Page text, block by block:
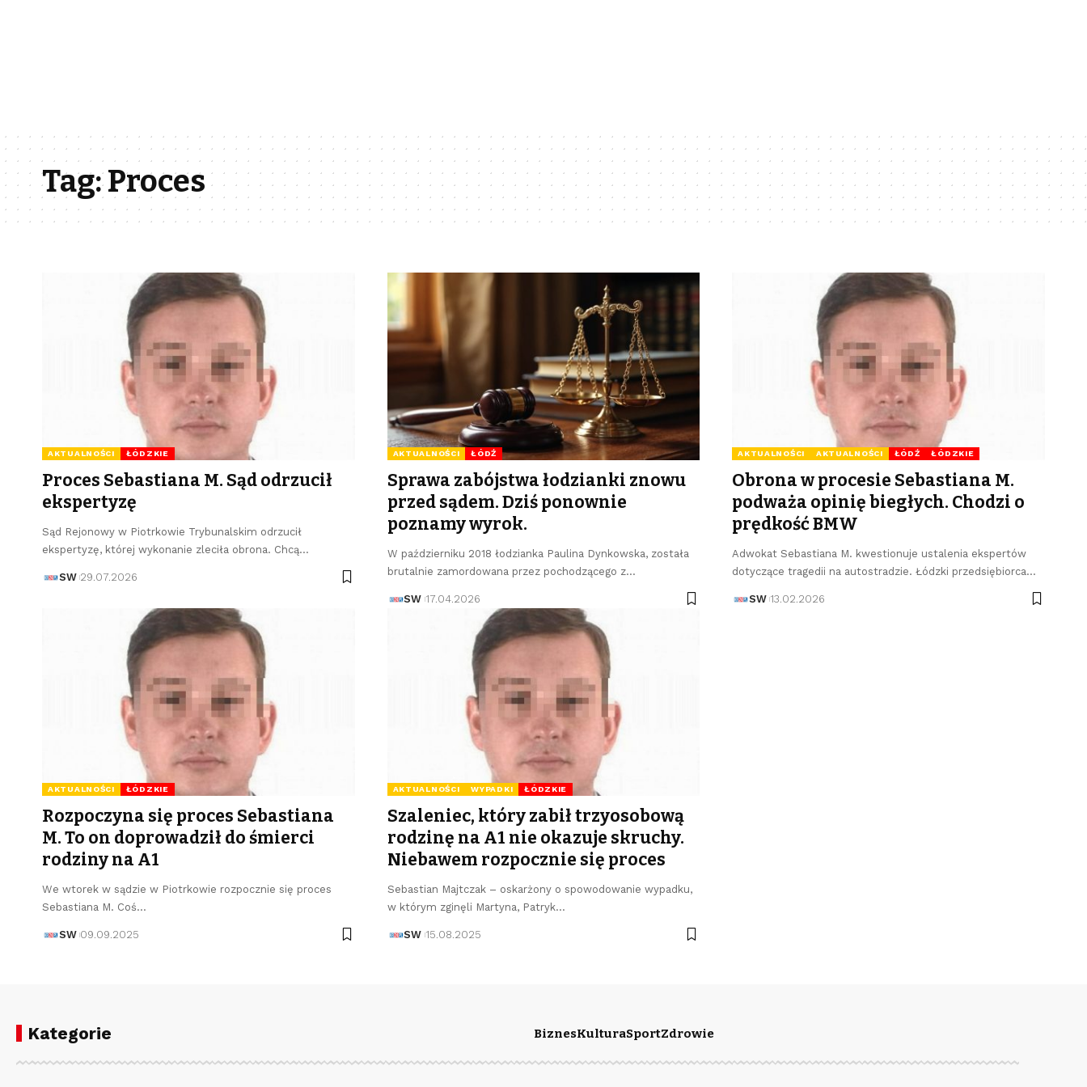
Tag:Proces
AKTUALNOŚCI ŁÓDZKIE
Proces Sebastiana M. Sąd odrzucił
ekspertyzę
Sąd Rejonowy w Piotrkowie Trybunalskim odrzucił
ekspertyzę, której wykonanie zleciła obrona. Chcą…
SW 29.07.2026
AKTUALNOŚCI ŁÓDŹ
Sprawa zabójstwa łodzianki znowu
przed sądem. Dziś ponownie
poznamy wyrok.
W październiku 2018 łodzianka Paulina Dynkowska, została
brutalnie zamordowana przez pochodzącego z…
SW 17.04.2026
AKTUALNOŚCI AKTUALNOŚCI ŁÓDŹ ŁÓDZKIE
Obrona w procesie Sebastiana M.
podważa opinię biegłych. Chodzi o
prędkość BMW
Adwokat Sebastiana M. kwestionuje ustalenia ekspertów
dotyczące tragedii na autostradzie. Łódzki przedsiębiorca…
SW 13.02.2026
AKTUALNOŚCI ŁÓDZKIE
Rozpoczyna się proces Sebastiana
M. To on doprowadził do śmierci
rodziny na A1
We wtorek w sądzie w Piotrkowie rozpocznie się proces
Sebastiana M. Coś…
SW 09.09.2025
AKTUALNOŚCI WYPADKI ŁÓDZKIE
Szaleniec, który zabił trzyosobową
rodzinę na A1 nie okazuje skruchy.
Niebawem rozpocznie się proces
Sebastian Majtczak – oskarżony o spowodowanie wypadku,
w którym zginęli Martyna, Patryk…
SW 15.08.2025
Kategorie BiznesKulturaSportZdrowie